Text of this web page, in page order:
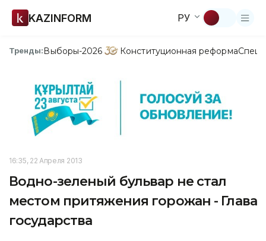
KAZINFORM РУ
Тренды:Выборы-2026 Конституционная реформа
16:35, 22 Апреля 2013
Водно-зеленый бульвар не стал
местом притяжения горожан - Глава
государства